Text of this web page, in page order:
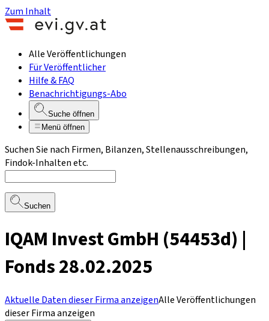
Zum Inhalt
Alle Veröffentlichungen
Für Veröffentlicher
Hilfe & FAQ
Benachrichtigungs-Abo
Suche öffnen
Menü öffnen
Suchen Sie nach Firmen, Bilanzen, Stellenausschreibungen,
Findok-Inhalten etc.
Suchen
IQAM Invest GmbH (54453d) |
Fonds 28.02.2025
Aktuelle Daten dieser Firma anzeigenAlle Veröffentlichungen
dieser Firma anzeigen